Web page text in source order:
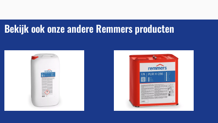
Bekijk ook onze andere Remmers producten